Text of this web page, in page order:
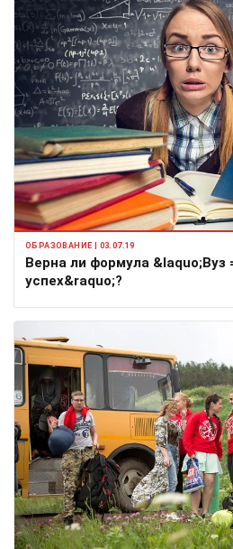
ОБРАЗОВАНИЕ | 03.07.19
Верна ли формула &laquo;Вуз
успех&raquo;?